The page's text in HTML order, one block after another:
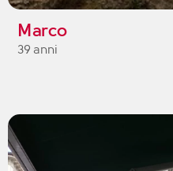
Marco
39 anni